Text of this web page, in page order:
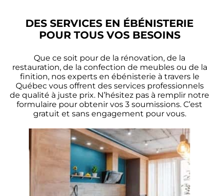
DES SERVICES EN ÉBÉNISTERIE
POUR TOUS VOS BESOINS
Que ce soit pour de la rénovation, de la
restauration, de la confection de meubles ou de la
finition, nos experts en ébénisterie à travers le
Québec vous offrent des services professionnels
de qualité à juste prix. N’hésitez pas à remplir notre
formulaire pour obtenir vos 3 soumissions. C’est
gratuit et sans engagement pour vous.